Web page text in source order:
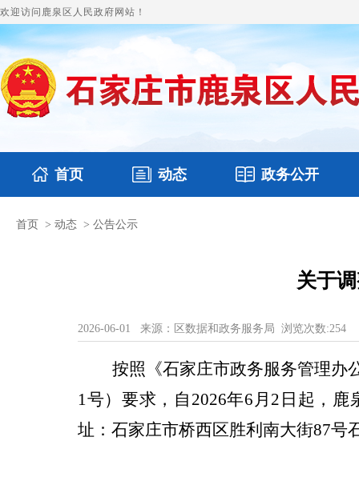
欢迎访问鹿泉区人民政府网站！
首页 动态
国务要闻
政务公开
本区文件
首页 > 动态 > 公告公示
关于
2026-06-01 来源：区数据和政务服务局 浏览次数:254
按照《石家庄市政务服务管理办
1号）要求，自2026年6月2日起，
址：石家庄市桥西区胜利南大街87号